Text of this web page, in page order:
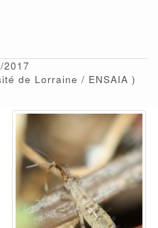
2017
de Lorraine / ENSAIA )